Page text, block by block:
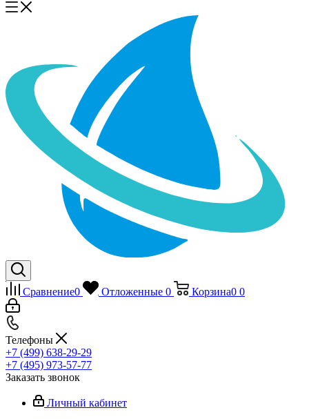
Сравнение0 Отложенные 0 Корзина0 0
Телефоны
+7 (499) 638-29-29
+7 (495) 973-57-77
Заказать звонок
Личный кабинет